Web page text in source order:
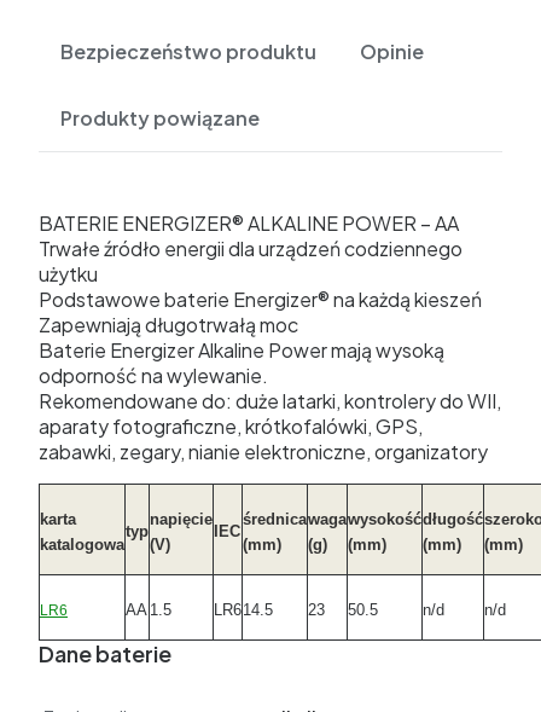
Bezpieczeństwo produktu Opinie
Produkty powiązane
BATERIE ENERGIZER® ALKALINE POWER – AA
Trwałe źródło energii dla urządzeń codziennego
użytku
Podstawowe baterie Energizer® na każdą kieszeń
Zapewniają długotrwałą moc
Baterie Energizer Alkaline Power mają wysoką
odporność na wylewanie.
Rekomendowane do: duże latarki, kontrolery do WII,
aparaty fotograficzne, krótkofalówki, GPS,
zabawki, zegary, nianie elektroniczne, organizatory
karta
katalogowa
typ
napięcie
(V)
IEC
średnica
(mm)
waga
(g)
wysokość
(mm)
długość
(mm)
(mm)
LR6 AA 1.5 LR614.5 23 50.5 n/d n/d
Dane baterie